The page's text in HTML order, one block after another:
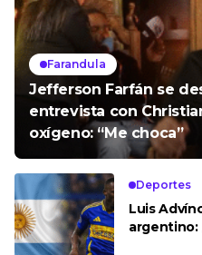
Farandula
Jefferson Farfán se
entrevista con
oxígeno: “Me choca”
Deportes
Luis
argentino: